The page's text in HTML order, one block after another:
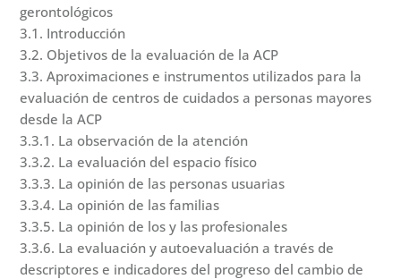
gerontológicos
3.1. Introducción
3.2. Objetivos de la evaluación de la ACP
3.3. Aproximaciones e instrumentos utilizados para la
evaluación de centros de cuidados a personas mayores
desde la ACP
3.3.1. La observación de la atención
3.3.2. La evaluación del espacio físico
3.3.3. La opinión de las personas usuarias
3.3.4. La opinión de las familias
3.3.5. La opinión de los y las profesionales
3.3.6. La evaluación y autoevaluación a través de
descriptores e indicadores del progreso del cambio de